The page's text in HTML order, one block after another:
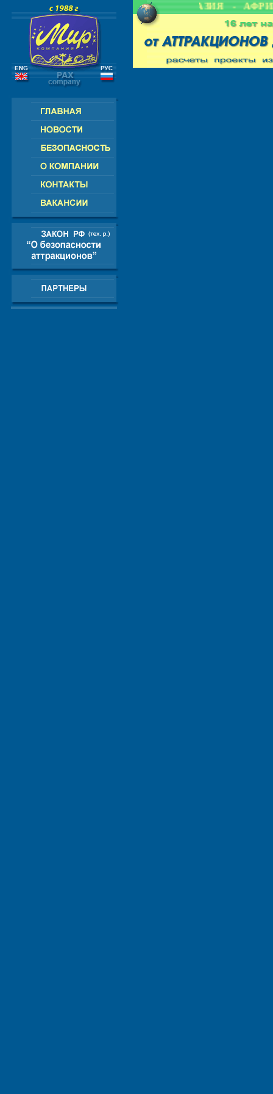
- СНГ - ЕВРОПА - АМЕРИКА - АЗИЯ -